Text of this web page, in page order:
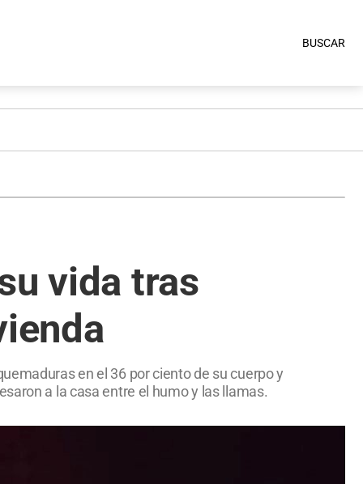
BUSCAR
vida tras
en el 36 por ciento de su cuerpo y
a la casa entre el humo y las llamas.